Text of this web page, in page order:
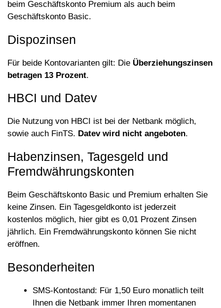
beim Geschäftskonto Premium als auch beim
Geschäftskonto Basic.
Dispozinsen
Für beide Kontovarianten gilt: Die Überziehungszinsen
betragen 13 Prozent.
HBCI und Datev
Die Nutzung von HBCI ist bei der Netbank möglich,
sowie auch FinTS. Datev wird nicht angeboten.
Habenzinsen, Tagesgeld und
Fremdwährungskonten
Beim Geschäftskonto Basic und Premium erhalten Sie
keine Zinsen. Ein Tagesgeldkonto ist jederzeit
kostenlos möglich, hier gibt es 0,01 Prozent Zinsen
jährlich. Ein Fremdwährungskonto können Sie nicht
eröffnen.
Besonderheiten
SMS-Kontostand: Für 1,50 Euro monatlich teilt
Ihnen die Netbank immer Ihren momentanen